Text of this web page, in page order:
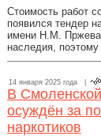
Стоимость работ
появился тендер
имени Н.М.
наследия,
14 января 2025 года |
В
осуждён за
наркотиков